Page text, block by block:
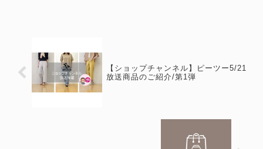
【ショップチャンネル】ピーツー5/21
放送商品のご紹介/第1弾